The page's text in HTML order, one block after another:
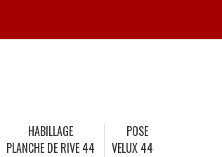
HABILLAGE
PLANCHE DE RIVE 44
POSE
VELUX 44